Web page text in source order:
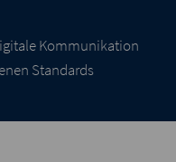
Kommunikation
Standards